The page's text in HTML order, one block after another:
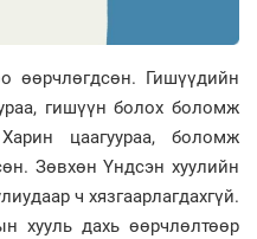
өөрчлөгдсөн. Гишүүдийн
гишүүн болох боломж
цаагуураа, боломж
Зөвхөн Үндсэн хуулийн
ч хязгаарлагдахгүй.
хууль дахь өөрчлөлтөөр